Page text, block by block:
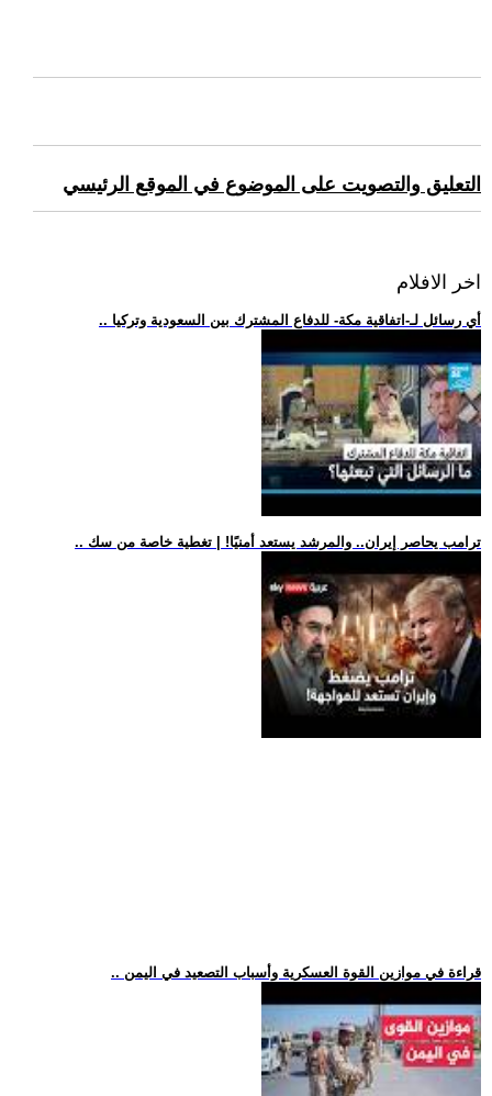
التعليق والتصويت على الموضوع في الموقع الرئيسي
اخر الافلام
.. أي رسائل لـ-اتفاقية مكة- للدفاع المشترك بين السعودية وتركيا
.. ترامب يحاصر إيران.. والمرشد يستعد أمنيًا! | تغطية خاصة من سك
.. قراءة في موازين القوة العسكرية وأسباب التصعيد في اليمن